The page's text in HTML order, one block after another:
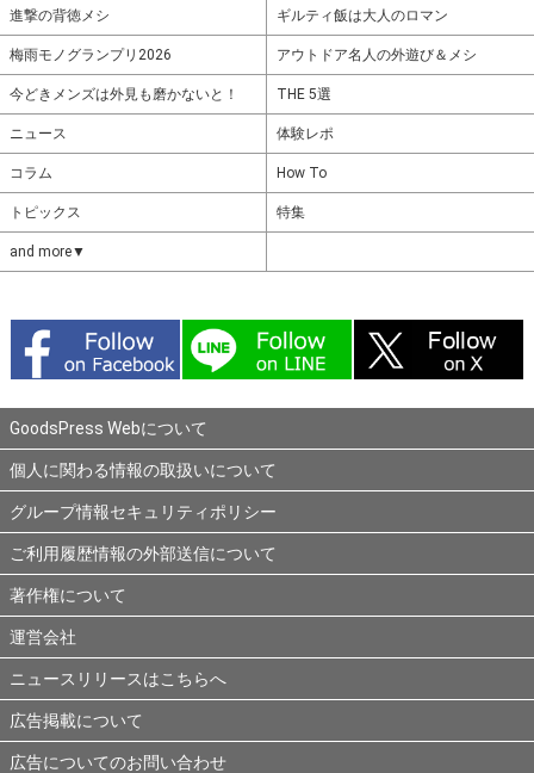
進撃の背徳メシ ギルティ飯は大人のロマン
梅雨モノグランプリ2026 アウトドア名人の外遊び＆メシ
今どきメンズは外見も磨かないと！ THE 5選
ニュース 体験レポ
コラム How To
トピックス 特集
and more▼
GoodsPress Webについて
個人に関わる情報の取扱いについて
グループ情報セキュリティポリシー
ご利用履歴情報の外部送信について
著作権について
運営会社
ニュースリリースはこちらへ
広告掲載について
広告についてのお問い合わせ